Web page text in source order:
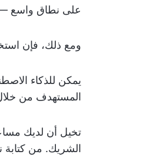
على نطاق واسع —
ومع ذلك، فإن
يمكن للذكاء
المستهدف من
تخيل أن لديك
الشريك. من كتابة